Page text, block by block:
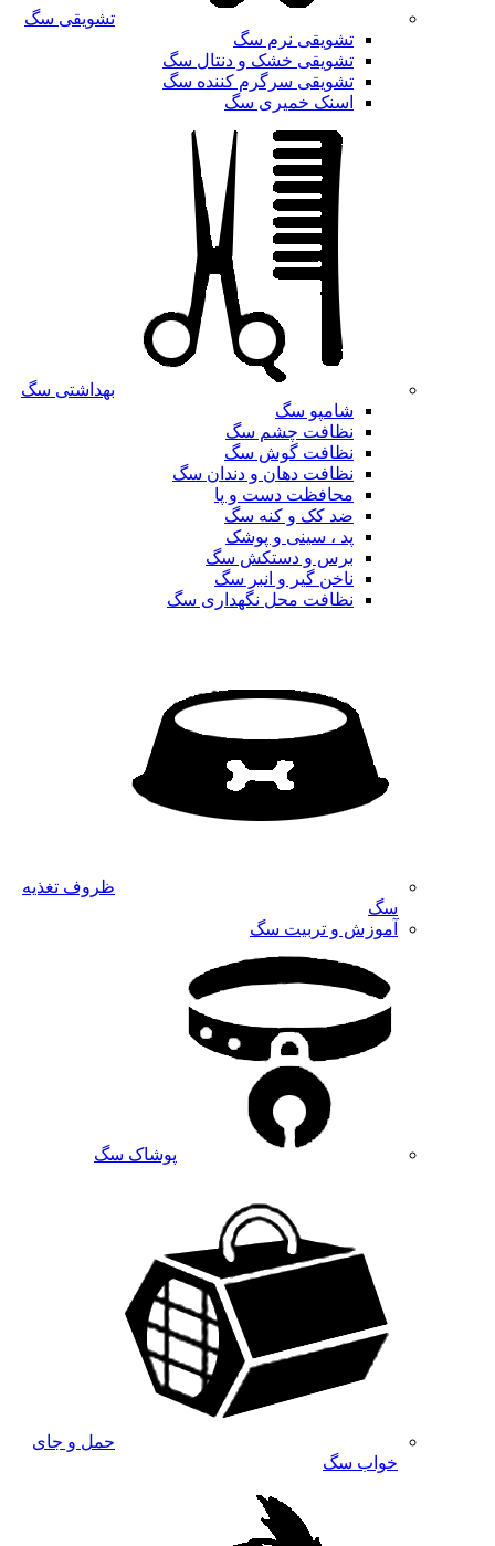
تشویقی سگ
تشویقی نرم سگ
تشویقی خشک و دنتال سگ
تشویقی سرگرم کننده سگ
اسنک خمیری سگ
بهداشتی سگ
شامپو سگ
نظافت چشم سگ
نظافت گوش سگ
نظافت دهان و دندان سگ
محافظت دست و پا
ضد کک و کنه سگ
پد ، سینی و پوشک
برس و دستکش سگ
ناخن گیر و انبر سگ
نظافت محل نگهداری سگ
ظروف تغذیه
سگ
آموزش و تربیت سگ
پوشاک سگ
حمل و جای
خواب سگ